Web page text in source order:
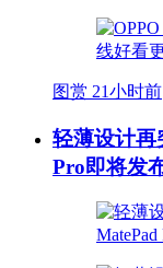
图赏 21小时前
轻薄设计再
Pro即将发